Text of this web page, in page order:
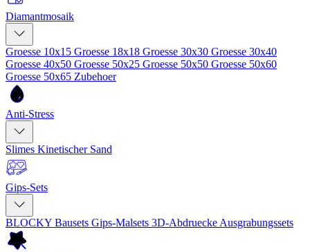
Diamantmosaik
Groesse 10x15 Groesse 18x18 Groesse 30x30 Groesse 30x40
Groesse 40x50 Groesse 50x25 Groesse 50x50 Groesse 50x60
Groesse 50x65 Zubehoer
Anti-Stress
Slimes Kinetischer Sand
Gips-Sets
BLOCKY Bausets Gips-Malsets 3D-Abdruecke Ausgrabungssets